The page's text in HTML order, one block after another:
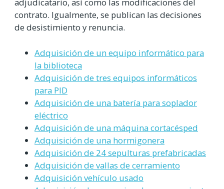
adjudicatario, así como las modificaciones del
contrato. Igualmente, se publican las decisiones
de desistimiento y renuncia.
Adquisición de un equipo informático para
la biblioteca
Adquisición de tres equipos informáticos
para PID
Adquisición de una batería para soplador
eléctrico
Adquisición de una máquina cortacésped
Adquisición de una hormigonera
Adquisición de 24 sepulturas prefabricadas
Adquisición de vallas de cerramiento
Adquisición vehículo usado